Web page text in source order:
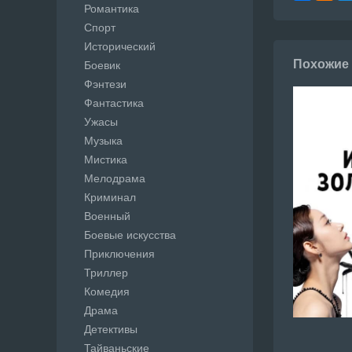
Похожие
Романтика
Спорт
Исторический
Боевик
Фэнтези
Фантастика
Ужасы
Музыка
Мистика
Мелодрама
Криминал
Военный
Боевые искусства
Приключения
Триллер
Комедия
Драма
Детективы
Тайваньские